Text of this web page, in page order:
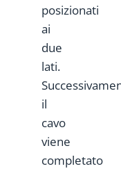
posizionati
ai
due
lati.
il
cavo
viene
completato